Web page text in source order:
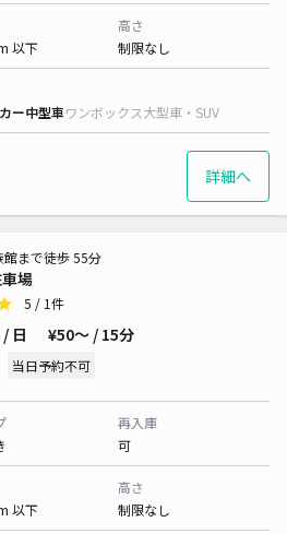
以下
高さ
制限なし
ー中型車ワンボックス大型車・SUV
詳細へ
場
まで徒歩 55分
5 / 1件
/ 日 ¥50〜 / 15分
当日予約不可
再入庫
可
以下
高さ
制限なし